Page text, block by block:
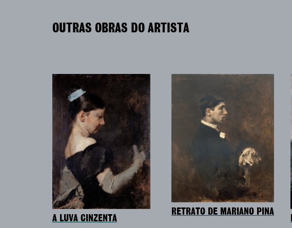
OUTRAS OBRAS DO ARTISTA
A LUVA CINZENTA
RETRATO DE MARIANO PINA